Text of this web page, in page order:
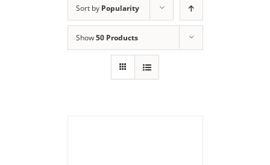
Sort by Popularity
Show50 Products